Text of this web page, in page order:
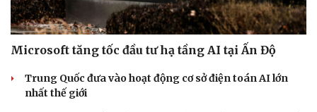
Microsoft tăng tốc đầu tư hạ tầng AI tại Ấn Độ
Trung Quốc đưa vào hoạt động cơ sở điện toán AI lớn
nhất thế giới